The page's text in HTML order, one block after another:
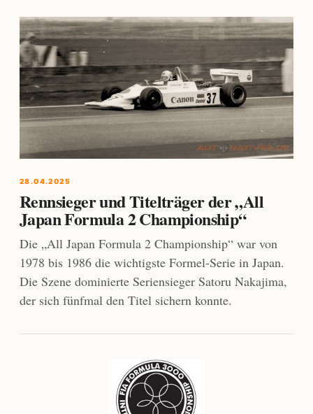
28.04.2025
Rennsieger und Titelträger der „All
Japan Formula 2 Championship“
Die „All Japan Formula 2 Championship“ war von
1978 bis 1986 die wichtigste Formel-Serie in Japan.
Die Szene dominierte Seriensieger Satoru Nakajima,
der sich fünfmal den Titel sichern konnte.